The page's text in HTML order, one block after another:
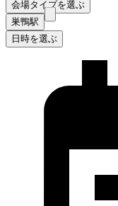
会場タイプを選ぶ
巣鴨駅
日時を選ぶ